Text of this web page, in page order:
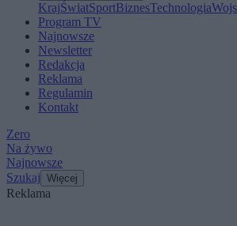
KrajŚwiatSportBiznesTechnologia
Program TV
Najnowsze
Newsletter
Redakcja
Reklama
Regulamin
Kontakt
Zero
Na żywo
Najnowsze
Szukaj Więcej
Reklama